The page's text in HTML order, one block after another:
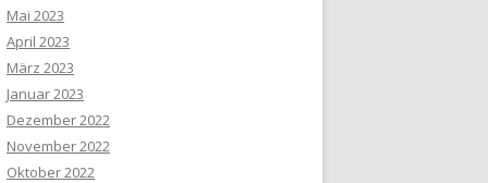
Mai 2023
April 2023
März 2023
Januar 2023
Dezember 2022
November 2022
Oktober 2022